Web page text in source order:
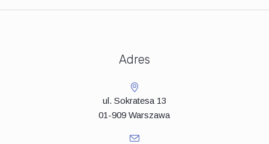
Adres
ul. Sokratesa 13
01-909 Warszawa